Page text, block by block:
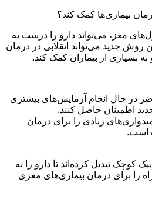
بیماری‌ها کمک کند؟
مغز، می‌تواند دارو را درست به
روش جدید می‌تواند انقلابی در درمان
بسیاری از بیماران کمک کند.
در حال انجام آزمایش‌های بیشتری
اطمینان حاصل کنند.
زیادی را برای درمان
است.
کوچک تبدیل کرده‌اند تا دارو را به
را برای درمان بیماری‌های مغزی